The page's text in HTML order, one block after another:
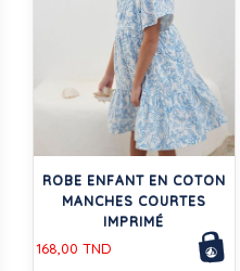
ROBE ENFANT EN COTON
MANCHES COURTES
IMPRIMÉ
168,00 TND